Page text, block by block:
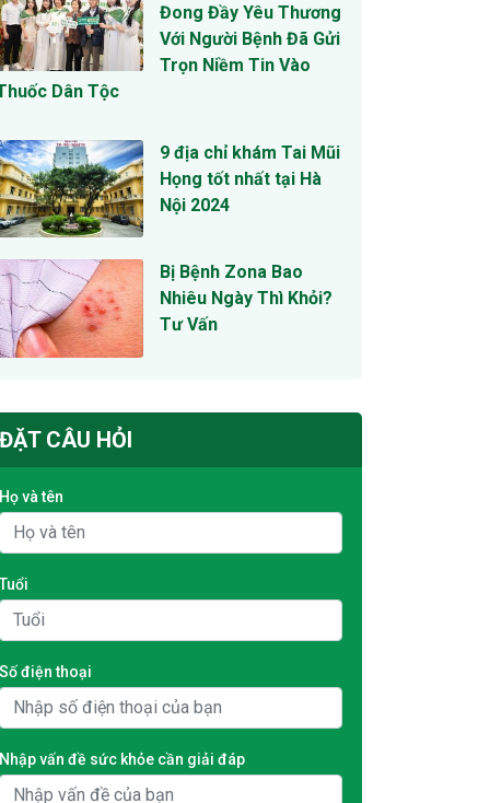
Đong Đầy Yêu Thương
Với Người Bệnh Đã Gửi
Trọn Niềm Tin Vào
Dân Tộc
9 địa chỉ khám Tai Mũi
Họng tốt nhất tại Hà
Nội 2024
Bị Bệnh Zona Bao
Nhiêu Ngày Thì Khỏi?
Tư Vấn
ĐẶT CÂU HỎI
Họ và tên
Tuổi
Số điện thoại
Nhập vấn đề sức khỏe cần giải đáp